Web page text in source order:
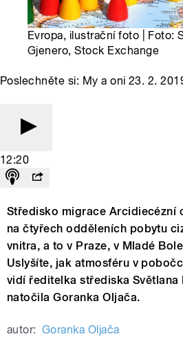
Evropa, ilustrační foto | Foto:
Gjenero, Stock Exchange
Poslechněte si: My a oni 23. 2.
12:20
Středisko migrace Arcidiecézní
na čtyřech odděleních pobytu
vnitra, a to v Praze, v Mladé
Uslyšíte, jak atmosféru v
vidí ředitelka střediska Světlana
natočila Goranka Oljača.
autor: Goranka Oljača